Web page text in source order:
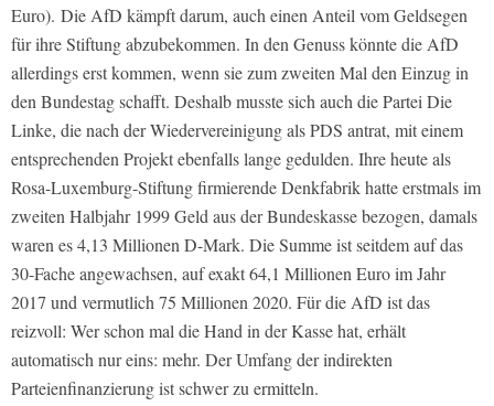
Euro). Die AfD kämpft darum, auch einen Anteil vom Geldsegen
für ihre Stiftung abzubekommen. In den Genuss könnte die AfD
allerdings erst kommen, wenn sie zum zweiten Mal den Einzug in
den Bundestag schafft. Deshalb musste sich auch die Partei Die
Linke, die nach der Wiedervereinigung als PDS antrat, mit einem
entsprechenden Projekt ebenfalls lange gedulden. Ihre heute als
Rosa-Luxemburg-Stiftung firmierende Denkfabrik hatte erstmals im
zweiten Halbjahr 1999 Geld aus der Bundeskasse bezogen, damals
waren es 4,13 Millionen D-Mark. Die Summe ist seitdem auf das
30-Fache angewachsen, auf exakt 64,1 Millionen Euro im Jahr
2017 und vermutlich 75 Millionen 2020. Für die AfD ist das
reizvoll: Wer schon mal die Hand in der Kasse hat, erhält
automatisch nur eins: mehr. Der Umfang der indirekten
Parteienfinanzierung ist schwer zu ermitteln.